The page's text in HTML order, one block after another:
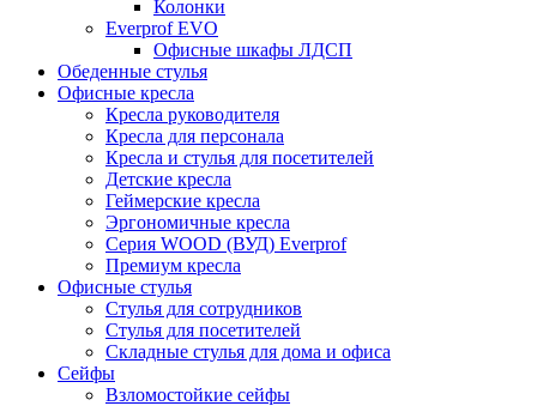
Колонки
Everprof EVO
Офисные шкафы ЛДСП
Обеденные стулья
Офисные кресла
Кресла руководителя
Кресла для персонала
Кресла и стулья для посетителей
Детские кресла
Геймерские кресла
Эргономичные кресла
Серия WOOD (ВУД) Everprof
Премиум кресла
Офисные стулья
Стулья для сотрудников
Стулья для посетителей
Складные стулья для дома и офиса
Сейфы
Взломостойкие сейфы